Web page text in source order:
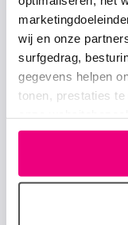
wij en onze
surfgedrag,
gegevens helpen
tonen, prestaties
moment wijzigen
linksonder elke
in het tabblad